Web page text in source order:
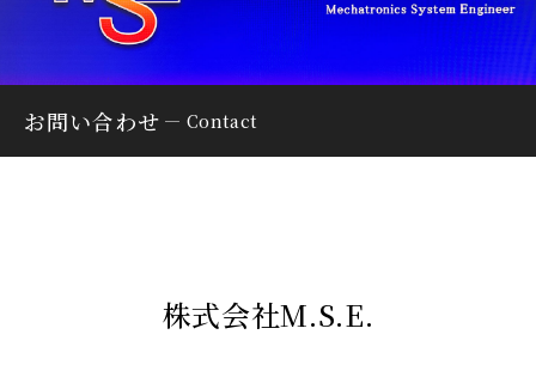
お問い合わせ Contact
株式会社M.S.E.